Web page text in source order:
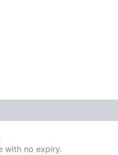
with no expiry.